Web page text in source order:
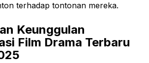
terhadap tontonan mereka.
Keunggulan
Film Drama Terbaru